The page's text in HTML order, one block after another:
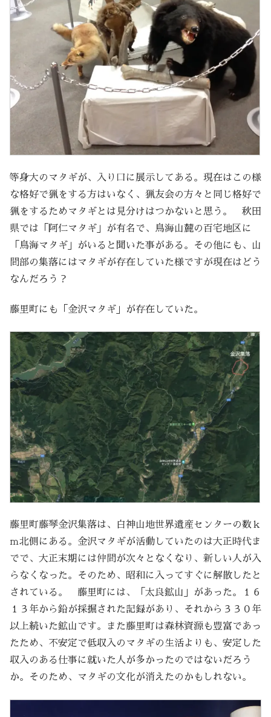
等身大のマタギが、入り口に展示してある。現在はこの様
な格好で猟をする方はいなく、猟友会の方々と同じ格好で
猟をするためマタギとは見分けはつかないと思う。 秋田
県では「阿仁マタギ」が有名で、鳥海山麓の百宅地区に
「鳥海マタギ」がいると聞いた事がある。その他にも、山
間部の集落にはマタギが存在していた様ですが現在はどう
なんだろう？
藤里町にも「金沢マタギ」が存在していた。
藤里町藤琴金沢集落は、白神山地世界遺産センターの数ｋ
ｍ北側にある。金沢マタギが活動していたのは大正時代ま
でで、大正末期には仲間が次々となくなり、新しい人が入
らなくなった。そのため、昭和に入ってすぐに解散したと
されている。 藤里町には、「太良鉱山」があった。１６
１３年から鉛が採掘された記録があり、それから３３０年
以上続いた鉱山です。また藤里町は森林資源も豊富であっ
たため、不安定で低収入のマタギの生活よりも、安定した
収入のある仕事に就いた人が多かったのではないだろう
か。そのため、マタギの文化が消えたのかもしれない。